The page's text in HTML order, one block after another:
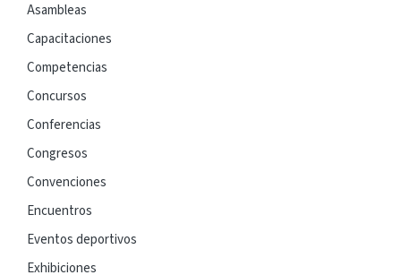
Asambleas
Capacitaciones
Competencias
Concursos
Conferencias
Congresos
Convenciones
Encuentros
Eventos deportivos
Exhibiciones